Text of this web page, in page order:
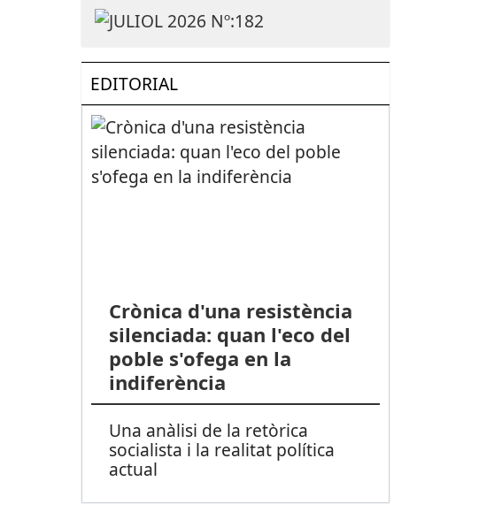
EDITORIAL
Crònica d'una resistència
silenciada: quan l'eco del
poble s'ofega en la
indiferència
Una anàlisi de la retòrica
socialista i la realitat política
actual